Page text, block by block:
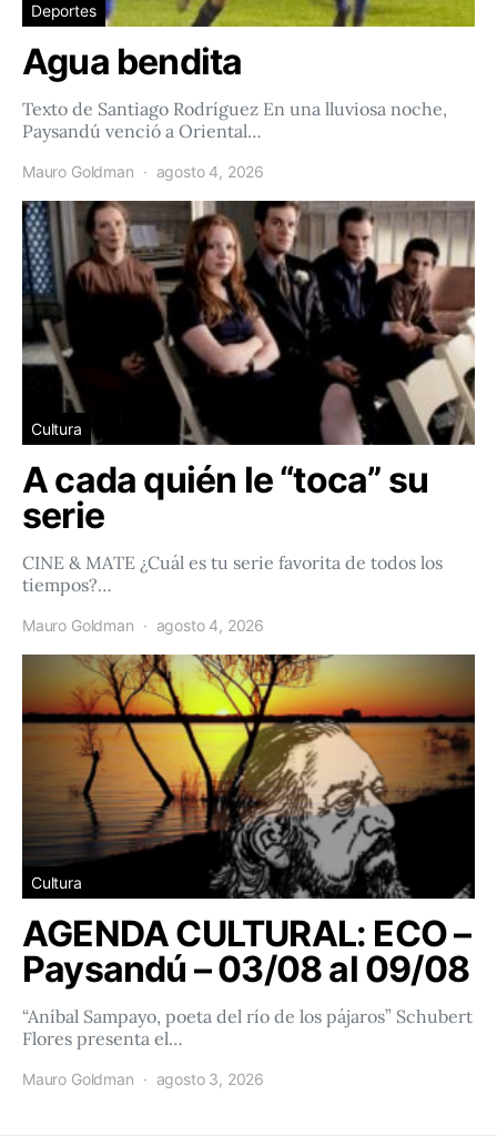
Deportes
Agua bendita
Texto de Santiago Rodríguez En una lluviosa noche,
Paysandú venció a Oriental…
Mauro Goldman agosto 4, 2026
Cultura
A cada quién le “toca” su
serie
CINE & MATE ¿Cuál es tu serie favorita de todos los
tiempos?…
Mauro Goldman agosto 4, 2026
Cultura
AGENDA CULTURAL: ECO –
Paysandú – 03/08 al 09/08
“Aníbal Sampayo, poeta del río de los pájaros” Schubert
Flores presenta el…
Mauro Goldman agosto 3, 2026